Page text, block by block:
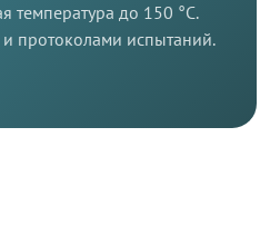
температура до 150 °C.
протоколами испытаний.